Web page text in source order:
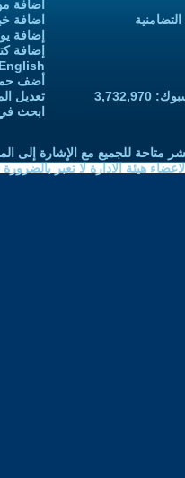
اضافة
اضافة
إضافة
إضافة
أضف
تعديل
ابحث
متاحة للجميع مع الإشارة إلى
هيئة الادارة لا تعبر